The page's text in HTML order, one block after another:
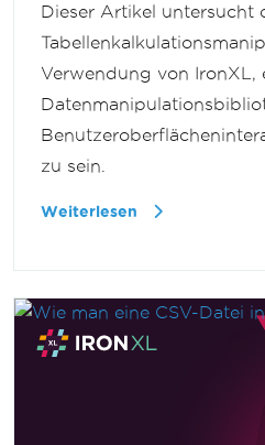
Dieser Artikel untersucht
Verwendung von IronXL,
zu sein.
Weiterlesen